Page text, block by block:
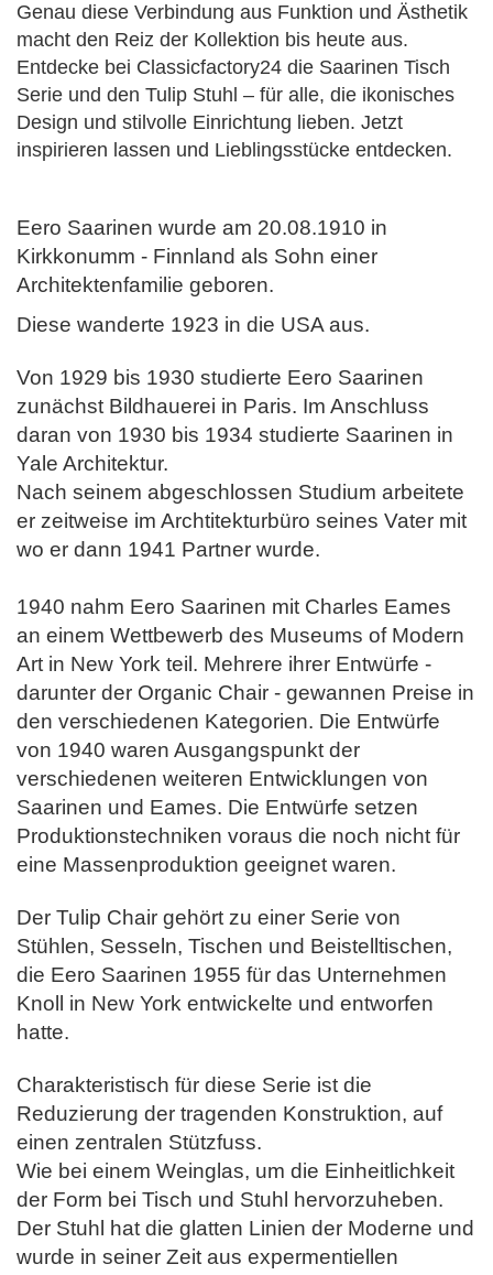
Genau diese Verbindung aus Funktion und Ästhetik
macht den Reiz der Kollektion bis heute aus.
Entdecke bei Classicfactory24 die Saarinen Tisch
Serie und den Tulip Stuhl – für alle, die ikonisches
Design und stilvolle Einrichtung lieben. Jetzt
inspirieren lassen und Lieblingsstücke entdecken.
Eero Saarinen wurde am 20.08.1910 in
Kirkkonumm - Finnland als Sohn einer
Architektenfamilie geboren.
Diese wanderte 1923 in die USA aus.
Von 1929 bis 1930 studierte Eero Saarinen
zunächst Bildhauerei in Paris. Im Anschluss
daran von 1930 bis 1934 studierte Saarinen in
Yale Architektur.
Nach seinem abgeschlossen Studium arbeitete
er zeitweise im Archtitekturbüro seines Vater mit
wo er dann 1941 Partner wurde.
1940 nahm Eero Saarinen mit Charles Eames
an einem Wettbewerb des Museums of Modern
Art in New York teil. Mehrere ihrer Entwürfe -
darunter der Organic Chair - gewannen Preise in
den verschiedenen Kategorien. Die Entwürfe
von 1940 waren Ausgangspunkt der
verschiedenen weiteren Entwicklungen von
Saarinen und Eames. Die Entwürfe setzen
Produktionstechniken voraus die noch nicht für
eine Massenproduktion geeignet waren.
Der Tulip Chair gehört zu einer Serie von
Stühlen, Sesseln, Tischen und Beistelltischen,
die Eero Saarinen 1955 für das Unternehmen
Knoll in New York entwickelte und entworfen
hatte.
Charakteristisch für diese Serie ist die
Reduzierung der tragenden Konstruktion, auf
einen zentralen Stützfuss.
Wie bei einem Weinglas, um die Einheitlichkeit
der Form bei Tisch und Stuhl hervorzuheben.
Der Stuhl hat die glatten Linien der Moderne und
wurde in seiner Zeit aus expermentiellen